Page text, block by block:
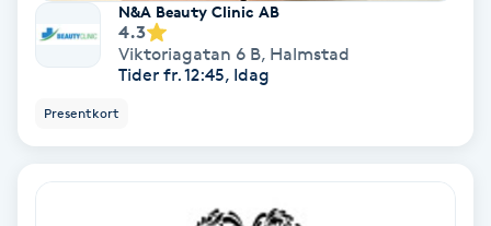
Barnklippning
Blowout
N&A Beauty Clinic AB
4.3
Viktoriagatan 6 B, Halmstad
Tider fr. 12:45, Idag
Presentkort